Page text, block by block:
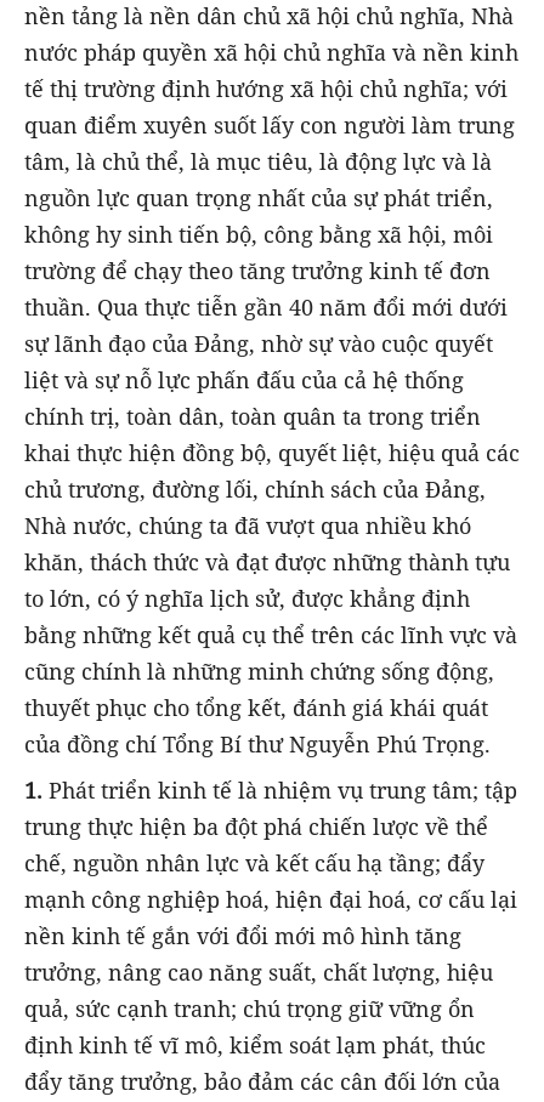
nền tảng là nền dân chủ xã hội chủ nghĩa, Nhà
nước pháp quyền xã hội chủ nghĩa và nền kinh
tế thị trường định hướng xã hội chủ nghĩa; với
quan điểm xuyên suốt lấy con người làm trung
tâm, là chủ thể, là mục tiêu, là động lực và là
nguồn lực quan trọng nhất của sự phát triển,
không hy sinh tiến bộ, công bằng xã hội, môi
trường để chạy theo tăng trưởng kinh tế đơn
thuần. Qua thực tiễn gần 40 năm đổi mới dưới
sự lãnh đạo của Đảng, nhờ sự vào cuộc quyết
liệt và sự nỗ lực phấn đấu của cả hệ thống
chính trị, toàn dân, toàn quân ta trong triển
khai thực hiện đồng bộ, quyết liệt, hiệu quả các
chủ trương, đường lối, chính sách của Đảng,
Nhà nước, chúng ta đã vượt qua nhiều khó
khăn, thách thức và đạt được những thành tựu
to lớn, có ý nghĩa lịch sử, được khẳng định
bằng những kết quả cụ thể trên các lĩnh vực và
cũng chính là những minh chứng sống động,
thuyết phục cho tổng kết, đánh giá khái quát
của đồng chí Tổng Bí thư Nguyễn Phú Trọng.
1. Phát triển kinh tế là nhiệm vụ trung tâm; tập
trung thực hiện ba đột phá chiến lược về thể
chế, nguồn nhân lực và kết cấu hạ tầng; đẩy
mạnh công nghiệp hoá, hiện đại hoá, cơ cấu lại
nền kinh tế gắn với đổi mới mô hình tăng
trưởng, nâng cao năng suất, chất lượng, hiệu
quả, sức cạnh tranh; chú trọng giữ vững ổn
định kinh tế vĩ mô, kiểm soát lạm phát, thúc
đẩy tăng trưởng, bảo đảm các cân đối lớn của